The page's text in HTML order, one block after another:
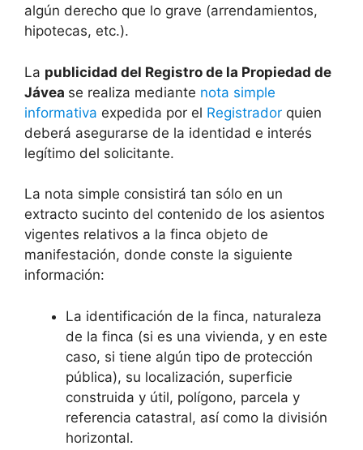
algún derecho que lo grave (arrendamientos,
hipotecas, etc.).
La publicidad del Registro de la Propiedad de
Jávea se realiza mediante nota simple
informativa expedida por el Registrador quien
deberá asegurarse de la identidad e interés
legítimo del solicitante.
La nota simple consistirá tan sólo en un
extracto sucinto del contenido de los asientos
vigentes relativos a la finca objeto de
manifestación, donde conste la siguiente
información:
La identificación de la finca, naturaleza
de la finca (si es una vivienda, y en este
caso, si tiene algún tipo de protección
pública), su localización, superficie
construida y útil, polígono, parcela y
referencia catastral, así como la división
horizontal.